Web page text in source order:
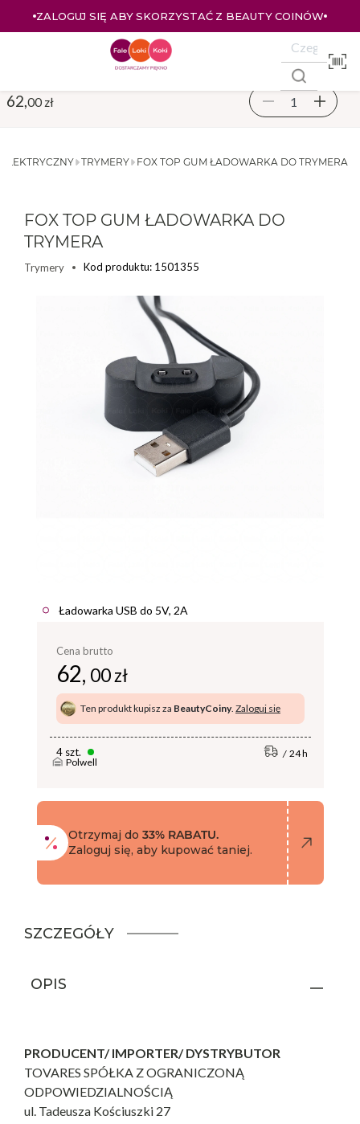
ZALOGUJ SIĘ ABY SKORZYSTAĆ Z BEAUTY COINÓW
FOX TOP GUM ŁADOWARKA DO TRYMERA
TRYMERY
FOX TOP GUM ŁADOWARKA DO
TRYMERA
Trymery Kod produktu: 1501355
Ładowarka USB do 5V, 2A
Cena brutto
62, 00 zł
Ten produkt kupisz za BeautyCoiny. Zaloguj się
4 szt.
Polwell
24 h
62, 00 zł
Otrzymaj do 33% RABATU.
Zaloguj się, aby kupować taniej.
SZCZEGÓŁY
OPIS
PRODUCENT/ IMPORTER/ DYSTRYBUTOR
TOVARES SPÓŁKA Z OGRANICZONĄ
ODPOWIEDZIALNOŚCIĄ
ul. Tadeusza Kościuszki 27